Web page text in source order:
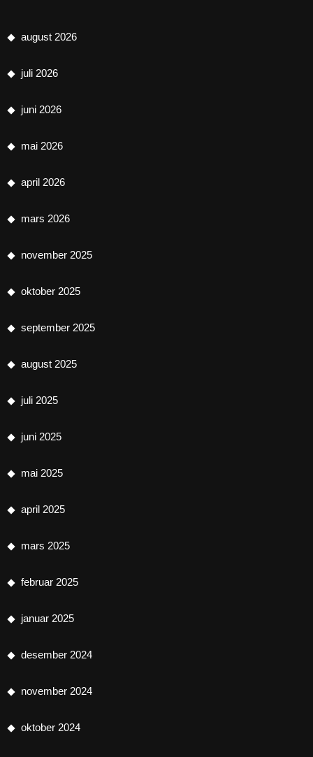
august 2026
juli 2026
juni 2026
mai 2026
april 2026
mars 2026
november 2025
oktober 2025
september 2025
august 2025
juli 2025
juni 2025
mai 2025
april 2025
mars 2025
februar 2025
januar 2025
desember 2024
november 2024
oktober 2024